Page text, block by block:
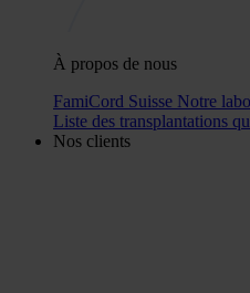
À propos de nous
FamiCord Suisse Notre
Liste des transplantations
Nos clients